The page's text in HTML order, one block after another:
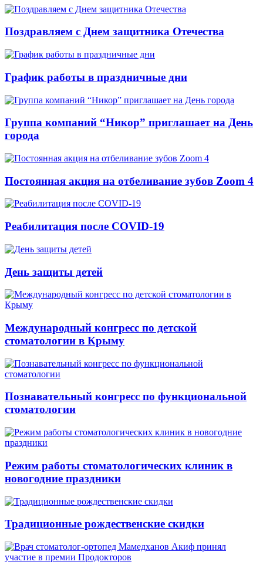
Поздравляем с Днем защитника Отечества
График работы в праздничные дни
Группа компаний “Никор” приглашает на День
города
Постоянная акция на отбеливание зубов Zoom 4
Реабилитация после COVID-19
День защиты детей
Международный конгресс по детской
стоматологии в Крыму
Познавательный конгресс по функциональной
стоматологии
Режим работы стоматологических клиник в
новогодние праздники
Традиционные рождественские скидки